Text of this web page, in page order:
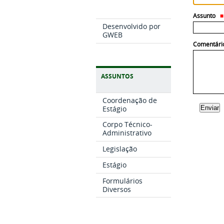
Desenvolvido por
GWEB
ASSUNTOS
Coordenação de
Estágio
Corpo Técnico-
Administrativo
Legislação
Estágio
Formulários
Diversos
Assunto